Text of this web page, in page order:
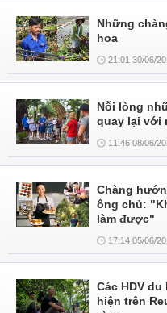
Những
hoa
21:01 30/06/
Nỗi lòng
quay lại với
11:46 08/06/
Chàng
ông chủ:
làm được"
17:14 05/06/
Các HDV
hiện trên